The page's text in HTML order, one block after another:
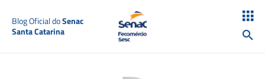
Blog Oficial doSenac
Santa Catarina